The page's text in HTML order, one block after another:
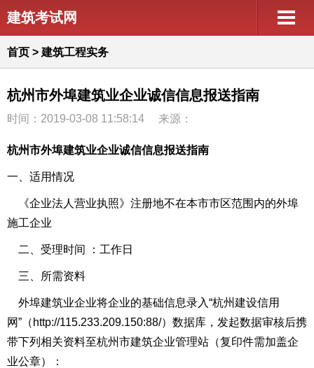
建筑考试网
首页 > 建筑工程实务
杭州市外埠建筑业企业诚信信息报送指南
时间：2019-03-08 11:58:14 来源：
杭州市外埠建筑业企业诚信信息报送指南
一、适用情况
《企业法人营业执照》注册地不在本市市区范围内的外埠
施工企业
二、受理时间 ：工作日
三、所需资料
外埠建筑业企业将企业的基础信息录入“杭州建设信用
网”（http://115.233.209.150:88/）数据库，发起数据审核后携
带下列相关资料至杭州市建筑企业管理站（复印件需加盖企
业公章）：